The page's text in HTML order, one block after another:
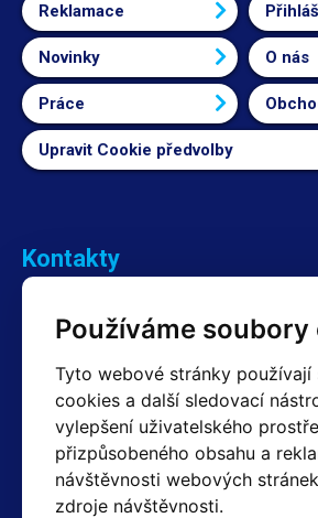
Používáme soubory
Tyto webové stránky používají
cookies a další sledovací
vylepšení uživatelského
přizpůsobeného obsahu a
návštěvnosti webových
zdroje návštěvnosti.
Reklamace
Novinky O nás
Práce
Upravit Cookie předvolby
Kontakty
+420 603 357 606 +420 605 234
Fakturační a expediční oddělení
+420 605 259 759 (Po–Pá: 7:30 – 15:00)
Technické oddělení
+420 603 355 085 (Po–Pá: 8:00 – 16:00)
servis@hotair.cz